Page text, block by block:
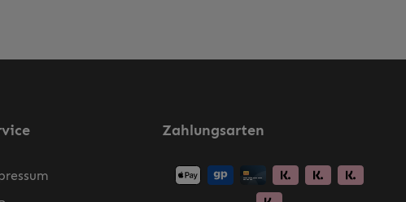
Zahlungsarten